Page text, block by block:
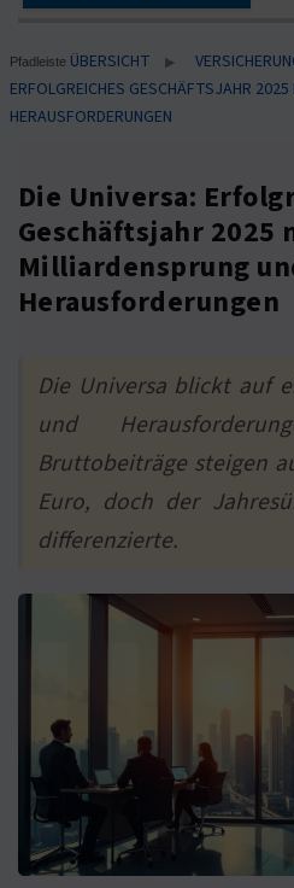
Pfadleiste ÜBERSICHT ▶
ERFOLGREICHES GESCHÄFTSJAHR
HERAUSFORDERUNGEN
Die Universa:
Geschäftsjahr 2025
Milliardensprung
Herausforderungen
Die Universa blickt auf
und
Bruttobeiträge steigen
Euro, doch der
differenzierte.